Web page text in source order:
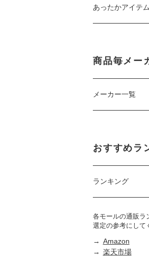
あったかアイテ
商品毎メー
メーカー一覧
おすすめラ
ランキング
各モールの通販ラ
選定の参考にして
→ Amazon
→ 楽天市場